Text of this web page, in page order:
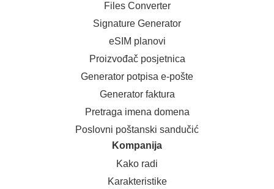
Files Converter
Signature Generator
eSIM planovi
Proizvođač posjetnica
Generator potpisa e-pošte
Generator faktura
Pretraga imena domena
Poslovni poštanski sandučić
Kompanija
Kako radi
Karakteristike